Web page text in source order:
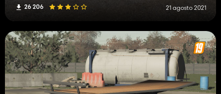
26 206 21 agosto 2021